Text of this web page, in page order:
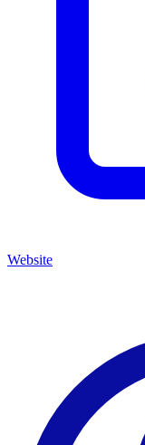
Website